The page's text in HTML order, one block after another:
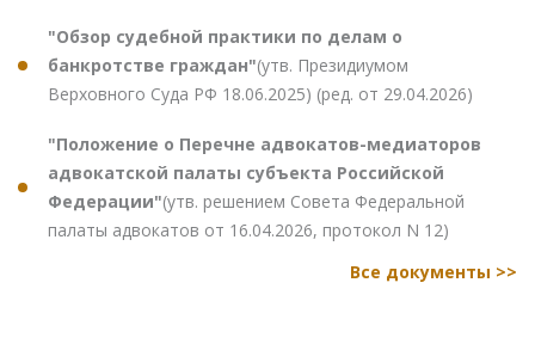
"Обзор судебной практики по делам о
банкротстве граждан"(утв. Президиумом
Верховного Суда РФ 18.06.2025) (ред. от 29.04.2026)
"Положение о Перечне адвокатов-медиаторов
адвокатской палаты субъекта Российской
Федерации"(утв. решением Совета Федеральной
палаты адвокатов от 16.04.2026, протокол N 12)
Все документы >>